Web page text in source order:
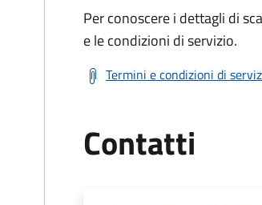
Per conoscere i dettagli di
e le condizioni di servizio.
Termini e condizioni di
Contatti